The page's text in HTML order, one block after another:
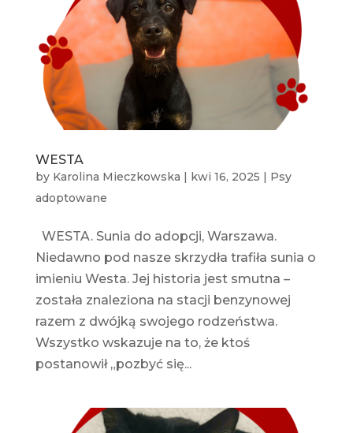
WESTA
by Karolina Mieczkowska | kwi 16, 2025 | Psy
adoptowane
WESTA. Sunia do adopcji, Warszawa.
Niedawno pod nasze skrzydła trafiła sunia o
imieniu Westa. Jej historia jest smutna –
została znaleziona na stacji benzynowej
razem z dwójką swojego rodzeństwa.
Wszystko wskazuje na to, że ktoś
postanowił „pozbyć się...